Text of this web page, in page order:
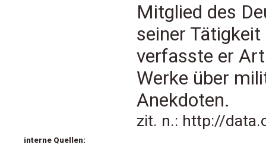
Mitglied des
seiner
verfasste er
Werke über
Anekdoten.
zit. n.: http://
interne Quellen: